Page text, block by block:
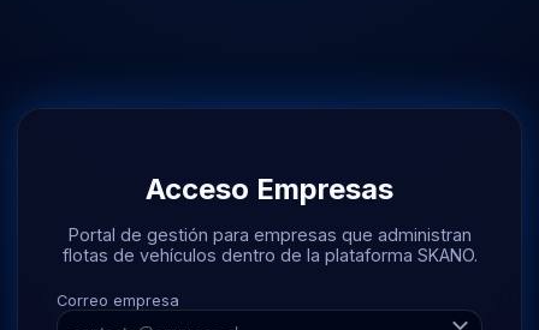
Acceso Empresas
Portal de gestión para empresas que administran
flotas de vehículos dentro de la plataforma SKANO.
Correo empresa